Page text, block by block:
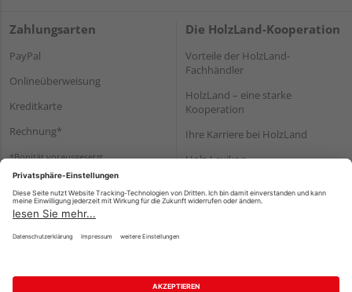
Zahlungsarten
PayPal
Onlineüberweisung
Kreditkarte
Rechnung*
*Bonität vorausgesetzt
Die HolzLand-Kooperation
Vorteile der HolzLand-
Fachhändler
HolzLand – eine starke
Kooperation
Ihre Karriere bei HolzLand
Holz-Lexikon
Impressum Datenschutz Nutzungsbedingungen